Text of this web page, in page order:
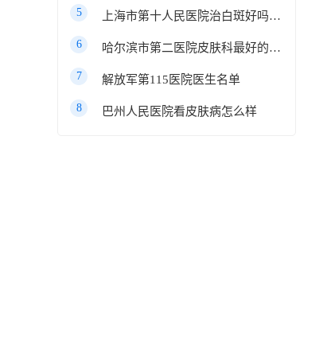
5 上海市第十人民医院治白斑好吗知乎
6 哈尔滨市第二医院皮肤科最好的医生
7 解放军第115医院医生名单
8 巴州人民医院看皮肤病怎么样